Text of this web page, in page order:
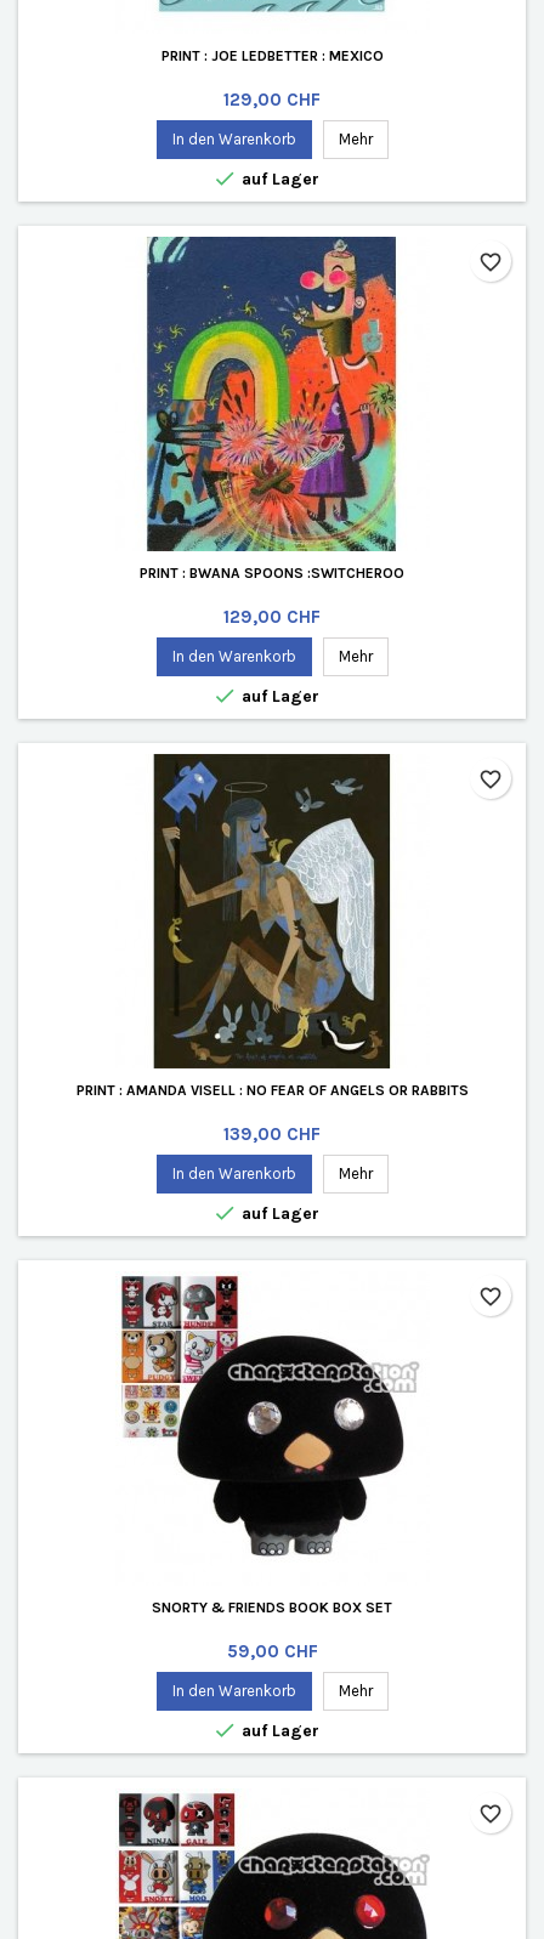
PRINT : JOE LEDBETTER : MEXICO
Preis
129,00 CHF
In den Warenkorb Mehr
 auf Lager
PRINT : BWANA SPOONS :SWITCHEROO
Preis
129,00 CHF
In den Warenkorb Mehr
 auf Lager
favorite_border
PRINT : AMANDA VISELL : NO FEAR OF ANGELS OR RABBITS
Preis
139,00 CHF
In den Warenkorb Mehr
 auf Lager
favorite_border
SNORTY & FRIENDS BOOK BOX SET
Preis
59,00 CHF
In den Warenkorb Mehr
 auf Lager
favorite_border
favorite_border